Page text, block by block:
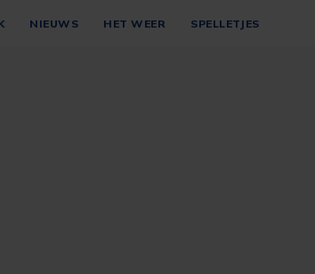
NIEUWS HET WEER SPELLETJES